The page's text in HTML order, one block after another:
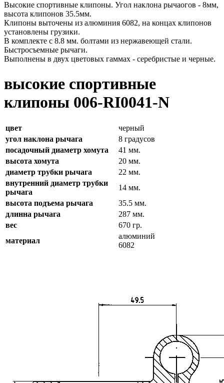
Высокие спортивные клипоны. Угол наклона рычаогов - 8мм,
высота клипонов 35.5мм.
Клипоны выточены из алюминия 6082, на концах клипонов
установлены грузики.
В комплекте с 8.8 мм. болтами из нержавеющей стали.
Быстросъемные рычаги.
Выполнены в двух цветовых гаммах - серебристые и черные.
высокие спортивные
клипоны 006-RI0041-N
цвет
черный
угол наклона рычага
8 градусов
посадочный диаметр хомута
41 мм.
высота хомута
20 мм.
диаметр трубки рычага
22 мм.
внутренний диаметр трубки
рычага
14 мм.
высота подъема рычага
35.5 мм.
длинна рычага
287 мм.
вес
670 гр.
материал
алюминий
6082